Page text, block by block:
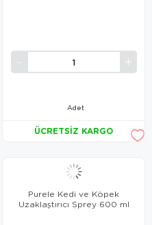
Adet
ÜCRETSIZ KARGO
Purele Kedi ve Köpek
Uzaklaştırıcı Sprey 600 ml